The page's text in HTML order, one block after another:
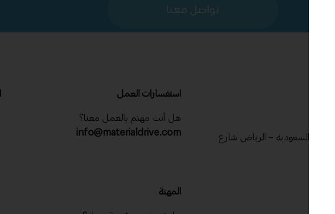
تواصل معنا
العربية السعودية – الرياض شارع
استفسارات العمل
هل أنت مهتم بالعمل معنا؟
info@materialdrive.com
المهنة